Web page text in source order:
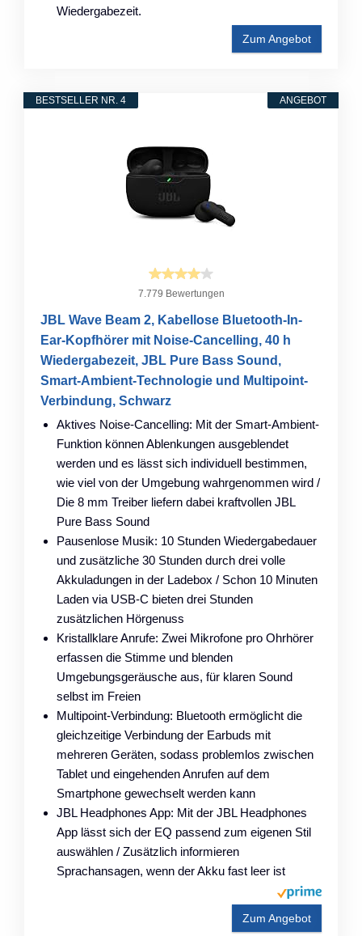
Wiedergabezeit.
Zum Angebot
ANGEBOT
BESTSELLER NR. 4
7.779 Bewertungen
JBL Wave Beam 2, Kabellose Bluetooth-In-
Ear-Kopfhörer mit Noise-Cancelling, 40 h
Wiedergabezeit, JBL Pure Bass Sound,
Smart-Ambient-Technologie und Multipoint-
Verbindung, Schwarz
Aktives Noise-Cancelling: Mit der Smart-Ambient-
Funktion können Ablenkungen ausgeblendet
werden und es lässt sich individuell bestimmen,
wie viel von der Umgebung wahrgenommen wird /
Die 8 mm Treiber liefern dabei kraftvollen JBL
Pure Bass Sound
Pausenlose Musik: 10 Stunden Wiedergabedauer
und zusätzliche 30 Stunden durch drei volle
Akkuladungen in der Ladebox / Schon 10 Minuten
Laden via USB-C bieten drei Stunden
zusätzlichen Hörgenuss
Kristallklare Anrufe: Zwei Mikrofone pro Ohrhörer
erfassen die Stimme und blenden
Umgebungsgeräusche aus, für klaren Sound
selbst im Freien
Multipoint-Verbindung: Bluetooth ermöglicht die
gleichzeitige Verbindung der Earbuds mit
mehreren Geräten, sodass problemlos zwischen
Tablet und eingehenden Anrufen auf dem
Smartphone gewechselt werden kann
JBL Headphones App: Mit der JBL Headphones
App lässt sich der EQ passend zum eigenen Stil
auswählen / Zusätzlich informieren
Sprachansagen, wenn der Akku fast leer ist
Zum Angebot